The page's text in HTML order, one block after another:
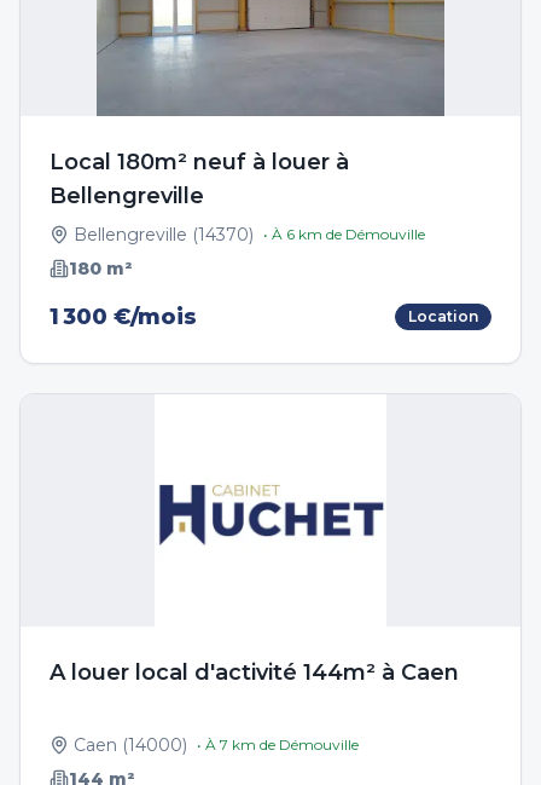
Local 180m² neuf à louer à
Bellengreville
Bellengreville (14370) • À 6 km de Démouville
180 m²
1 300 €/mois Location
A louer local d'activité 144m² à Caen
Caen (14000) • À 7 km de Démouville
144 m²